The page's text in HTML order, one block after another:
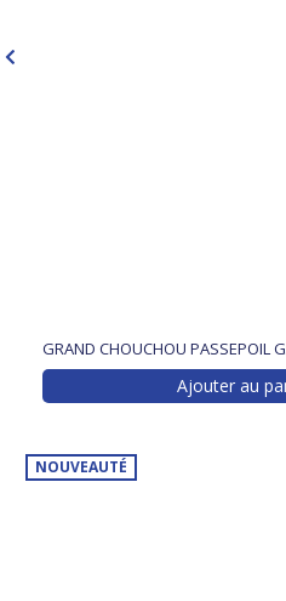
GRAND CHOUCHOU PASSEPOIL
Ajouter au
NOUVEAUTÉ